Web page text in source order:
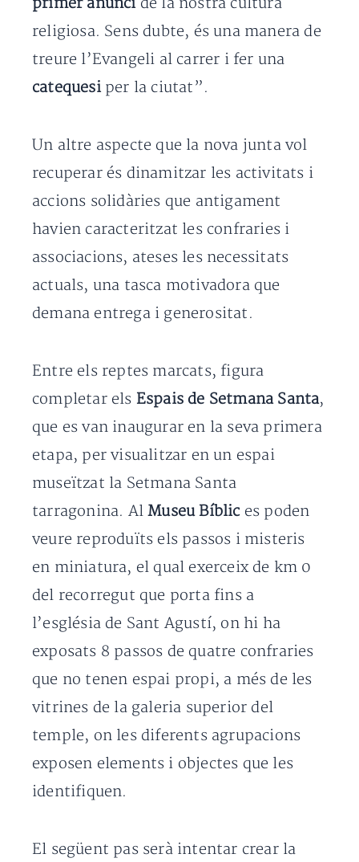
primer anuncide la nostra cultura
religiosa. Sens dubte, és una manera de
treure l’Evangeli al carrer i fer una
catequesiper la ciutat”.
Un altre aspecte que la nova junta vol
recuperar és dinamitzar les activitats i
accions solidàries que antigament
havien caracteritzat les confraries i
associacions, ateses les necessitats
actuals, una tasca motivadora que
demana entrega i generositat.
Entre els reptes marcats, figura
completar els Espais de Setmana Santa,
que es van inaugurar en la seva primera
etapa, per visualitzar en un espai
museïtzat la Setmana Santa
tarragonina. AlMuseu Bíblices poden
veure reproduïts els passos i misteris
en miniatura, el qual exerceix de km 0
del recorregut que porta fins a
l’església de Sant Agustí, on hi ha
exposats 8 passos de quatre confraries
que no tenen espai propi, a més de les
vitrines de la galeria superior del
temple, on les diferents agrupacions
exposen elements i objectes que les
identifiquen.
El següent pas serà intentar crear la